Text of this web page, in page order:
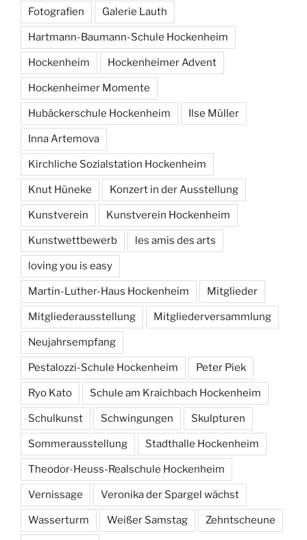
Fotografien Galerie Lauth
Hartmann-Baumann-Schule Hockenheim
Hockenheim Hockenheimer Advent
Hockenheimer Momente
Hubäckerschule Hockenheim Ilse Müller
Inna Artemova
Kirchliche Sozialstation Hockenheim
Knut Hüneke Konzert in der Ausstellung
Kunstverein Kunstverein Hockenheim
Kunstwettbewerb les amis des arts
loving you is easy
Martin-Luther-Haus Hockenheim Mitglieder
Mitgliederausstellung Mitgliederversammlung
Neujahrsempfang
Pestalozzi-Schule Hockenheim Peter Piek
Ryo Kato Schule am Kraichbach Hockenheim
Schulkunst Schwingungen Skulpturen
Sommerausstellung Stadthalle Hockenheim
Theodor-Heuss-Realschule Hockenheim
Vernissage Veronika der Spargel wächst
Wasserturm Weißer Samstag Zehntscheune